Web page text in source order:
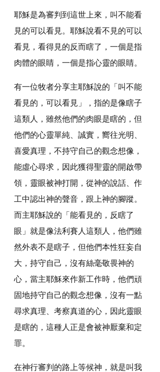
耶穌是為審判到這世上來，叫不能看
見的可以看見。耶穌說看不見的可以
看見，看得見的反而瞎了，一個是指
肉體的眼睛，一個是指心靈的眼睛。
有一位牧者分享主耶穌說的「叫不能
看見的，可以看見」，指的是像瞎子
這類人，雖然他們的肉眼是瞎的，但
他們的心靈單純、誠實，嚮往光明、
喜愛真理，不持守自己的觀念想像，
能虛心尋求，因此獲得聖靈的開啟帶
領，靈眼被神打開，從神的說話、作
工中認出神的聲音，跟上神的腳蹤。
而主耶穌說的「能看見的，反瞎了
眼」就是像法利賽人這類人，他們雖
然外表不是瞎子，但他們本性狂妄自
大，持守自己，沒有絲毫敬畏神的
心，當主耶穌來作新工作時，他們頑
固地持守自己的觀念想像，沒有一點
尋求真理、考察真道的心，因此靈眼
是瞎的，這種人正是會被神厭棄和定
罪。
在神行審判的路上等候神，就是叫我